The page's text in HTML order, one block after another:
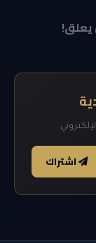
يعلق!
اشتراك